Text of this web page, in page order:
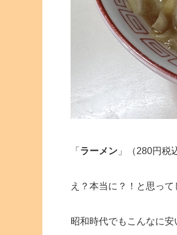
「 ラーメン 」（280円税
え？本当に？！と思っ
昭和時代でもこんなに安